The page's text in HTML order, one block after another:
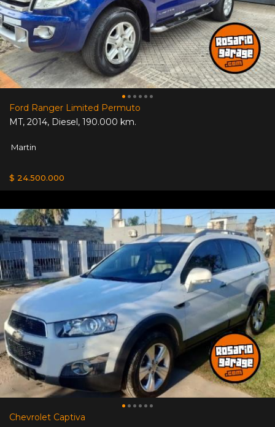
Ford Ranger Limited Permuto
MT, 2014, Diesel, 190.000 km.
Martin
$ 24.500.000
Chevrolet Captiva